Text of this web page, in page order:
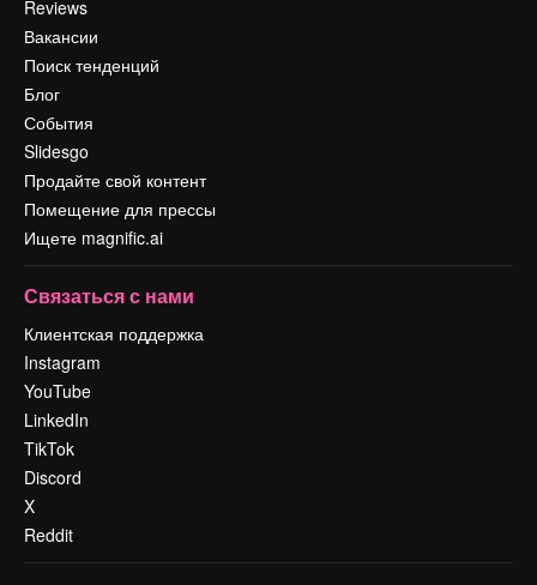
Reviews
Вакансии
Поиск тенденций
Блог
События
Slidesgo
Продайте свой контент
Помещение для прессы
Ищете magnific.ai
Связаться с нами
Клиентская поддержка
Instagram
YouTube
LinkedIn
TikTok
Discord
X
Reddit